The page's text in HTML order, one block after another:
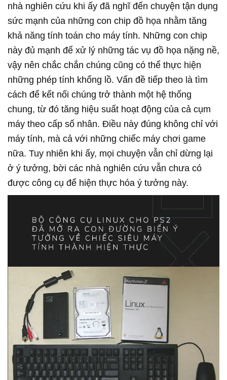
nhà nghiên cứu khi ấy đã nghĩ đến chuyện tận dụng
sức mạnh của những con chip đồ họa nhằm tăng
khả năng tính toán cho máy tính. Những con chip
này đủ mạnh để xử lý những tác vụ đồ họa nặng nề,
vậy nên chắc chắn chúng cũng có thể thực hiện
những phép tính khổng lồ. Vấn đề tiếp theo là tìm
cách để kết nối chúng trở thành một hệ thống
chung, từ đó tăng hiệu suất hoạt động của cả cụm
máy theo cấp số nhân. Điều này đúng không chỉ với
máy tính, mà cả với những chiếc máy chơi game
nữa. Tuy nhiên khi ấy, mọi chuyện vẫn chỉ dừng lại
ở ý tưởng, bời các nhà nghiên cứu vẫn chưa có
được công cụ để hiện thực hóa ý tưởng này.